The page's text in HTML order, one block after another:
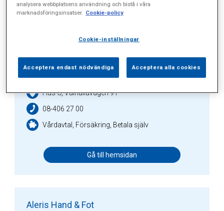
Vårdgivare
Capio Artro Clinic
Hus O, Valhallavägen 91
08-406 27 00
Vårdavtal, Försäkring, Betala själv
Gå till hemsidan
Aleris Hand & Fot
analysera webbplatsens användning och bistå i våra
marknadsföringsinsatser. Cookie-policy
Cookie-inställningar
Acceptera endast nödvändiga Acceptera alla cookies